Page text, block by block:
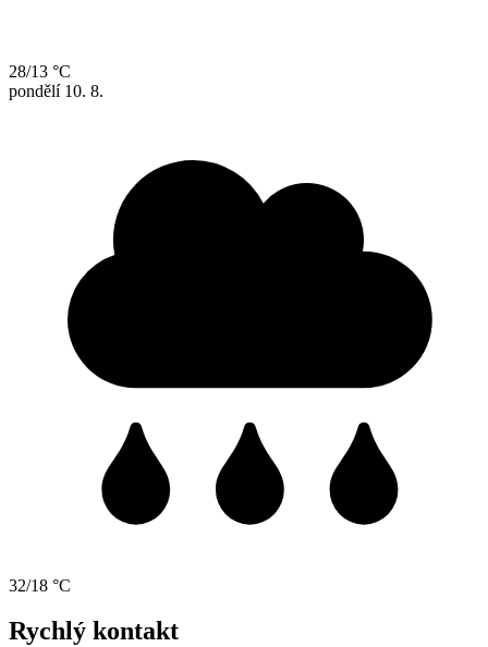
28/13 °C
pondělí 10. 8.
32/18 °C
Rychlý kontakt